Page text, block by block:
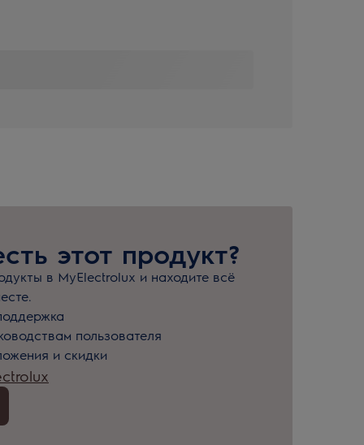
этот продукт?
в MyElectrolux и находите всё
пользователя
и скидки